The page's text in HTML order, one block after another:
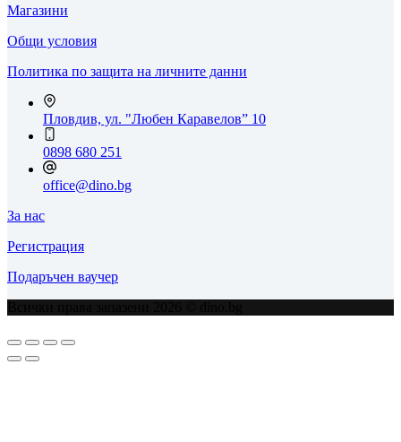
Магазини
Общи условия
Политика по защита на личните данни
Пловдив, ул. "Любен Каравелов” 10
0898 680 251
office@dino.bg
За нас
Регистрация
Подаръчен ваучер